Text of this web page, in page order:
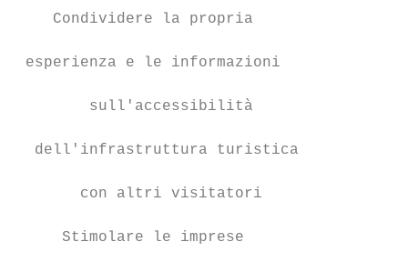
Condividere la propria
esperienza e le informazioni
sull'accessibilità
dell'infrastruttura turistica
con altri visitatori
Stimolare le imprese